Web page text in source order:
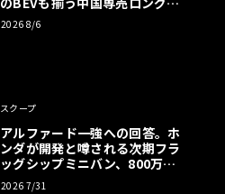
様の全貌
2026 8/6
スクープ
アルファード一強への回答。ホ
ンダが開発と噂される次期フラ
ッグシップミニバン、800万円
超の勝算【予想CG】
2026 7/31